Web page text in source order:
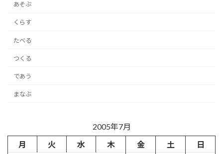
あそぶ
くらす
たべる
つくる
であう
まなぶ
2005年7月
月
火 水 木 金 土
日